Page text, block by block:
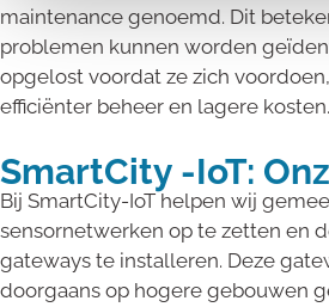
maintenance genoemd. Dit
problemen kunnen worden
opgelost voordat ze zich
efficiënter beheer en lagere kosten.
SmartCity -IoT:
Bij SmartCity-IoT helpen wij
sensornetwerken op te zetten en
gateways te installeren. Deze
doorgaans op hogere gebouwen